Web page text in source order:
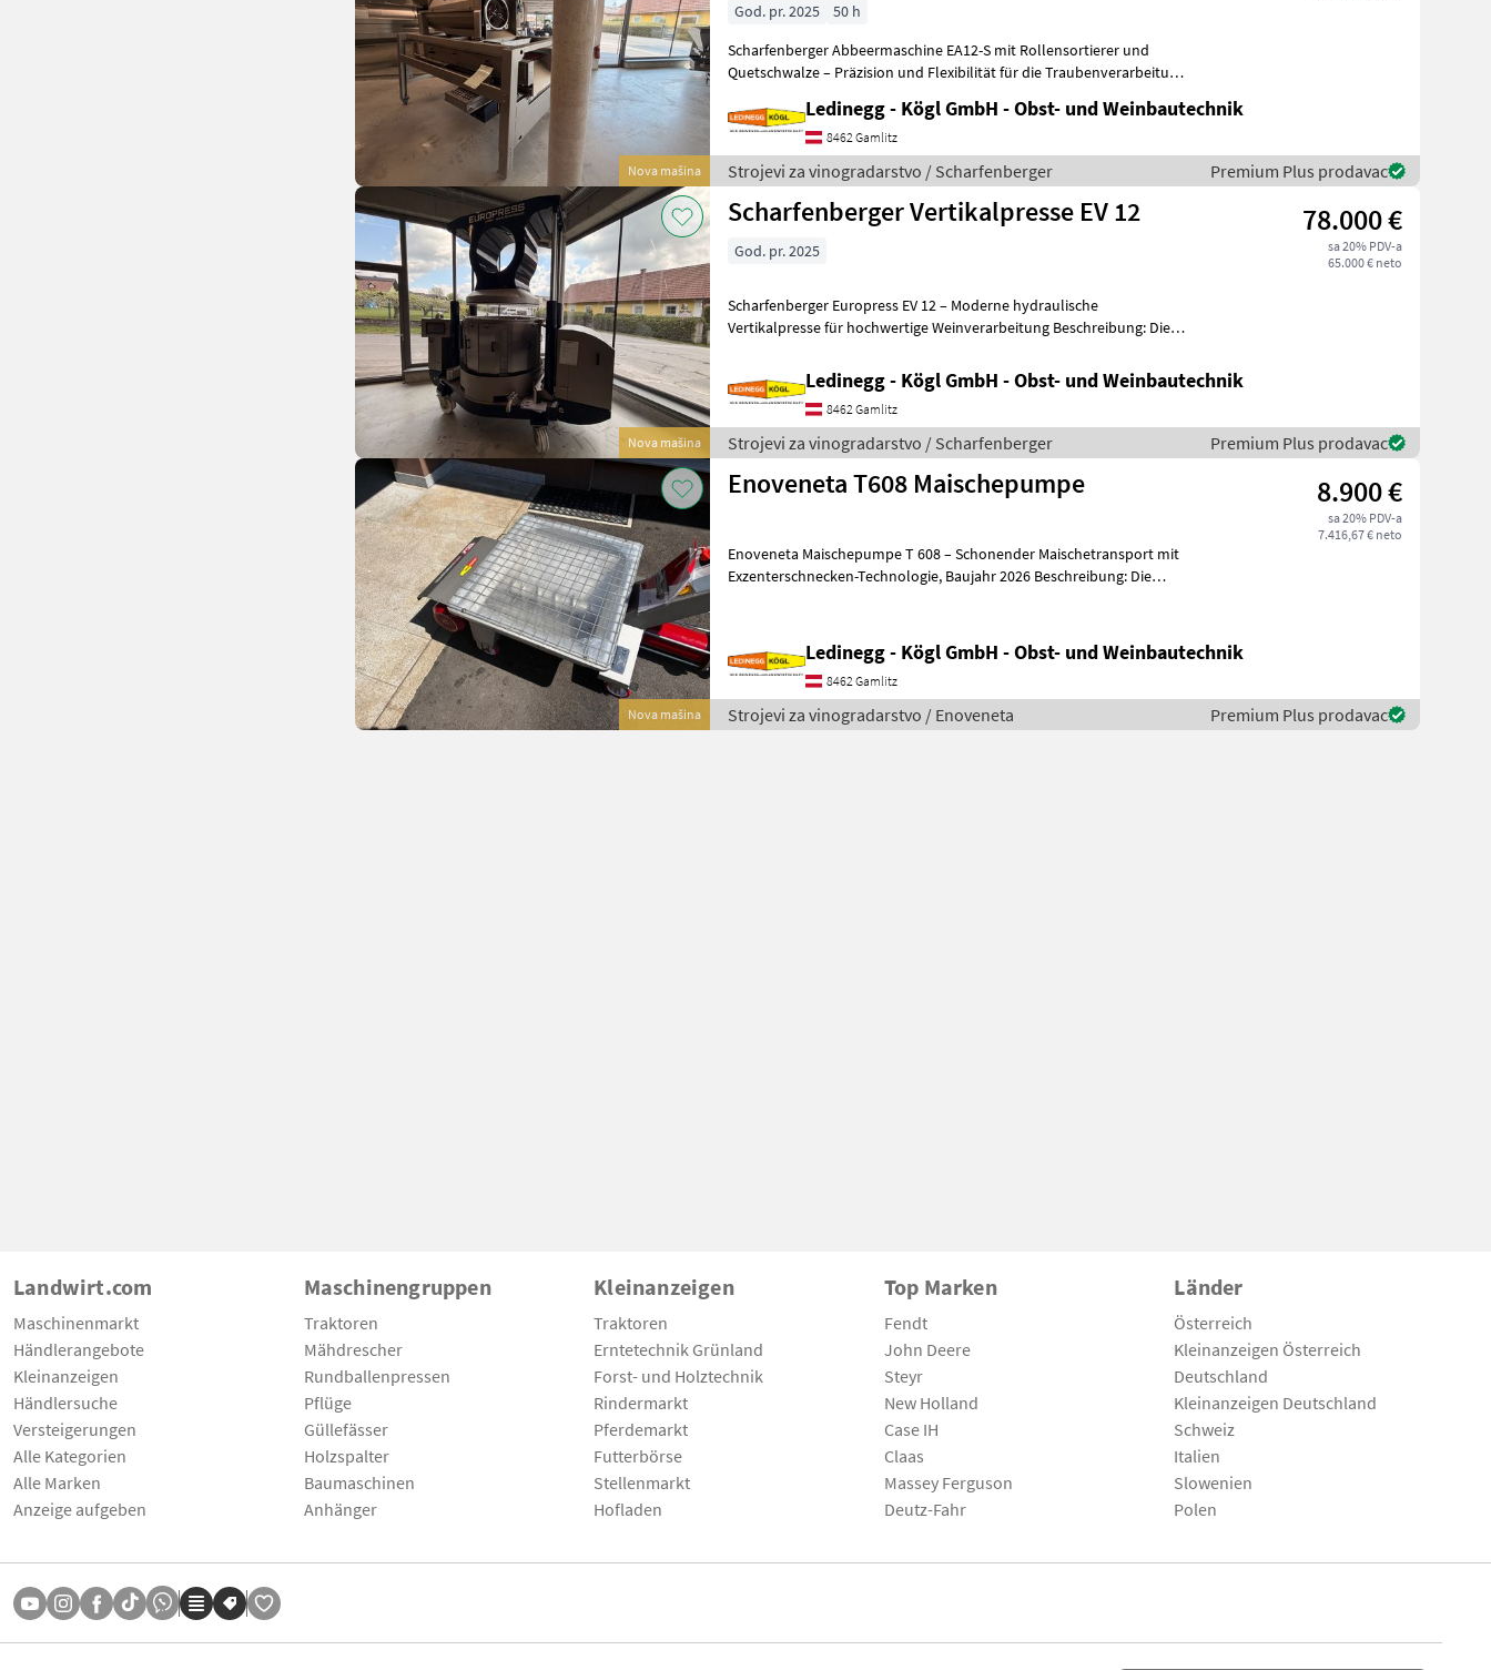
Nova mašina
God. pr. 2025
50 h
Scharfenberger Abbeermaschine EA12-S mit Rollensortierer und
Quetschwalze – Präzision und Flexibilität für die Traubenverarbeitung
Ledinegg - Kögl GmbH - Obst- und Weinbautechnik
8462 Gamlitz
Strojevi za vinogradarstvo / Scharfenberger Premium Plus prodavac
Nova mašina
Scharfenberger Vertikalpresse EV 12 78.000 €
sa 20% PDV-a
65.000 € neto
God. pr. 2025
Scharfenberger Europress EV 12 – Moderne hydraulische
Vertikalpresse für hochwertige Weinverarbeitung Beschreibung: Die
Ledinegg - Kögl GmbH - Obst- und Weinbautechnik
8462 Gamlitz
Strojevi za vinogradarstvo / Scharfenberger Premium Plus prodavac
Nova mašina
Enoveneta T608 Maischepumpe 8.900 €
sa 20% PDV-a
7.416,67 € neto
Enoveneta Maischepumpe T 608 – Schonender Maischetransport mit
Exzenterschnecken-Technologie, Baujahr 2026 Beschreibung: Die
Ledinegg - Kögl GmbH - Obst- und Weinbautechnik
8462 Gamlitz
Strojevi za vinogradarstvo / Enoveneta Premium Plus prodavac
Landwirt.com
Maschinenmarkt
Händlerangebote
Kleinanzeigen
Händlersuche
Versteigerungen
Alle Kategorien
Alle Marken
Anzeige aufgeben
Maschinengruppen
Traktoren
Mähdrescher
Rundballenpressen
Pflüge
Güllefässer
Holzspalter
Baumaschinen
Anhänger
Kleinanzeigen
Traktoren
Erntetechnik Grünland
Forst- und Holztechnik
Rindermarkt
Pferdemarkt
Futterbörse
Stellenmarkt
Hofladen
Top Marken
Fendt
John Deere
Steyr
New Holland
Case IH
Claas
Massey Ferguson
Deutz-Fahr
Länder
Österreich
Kleinanzeigen Österreich
Deutschland
Kleinanzeigen Deutschland
Schweiz
Italien
Slowenien
Polen